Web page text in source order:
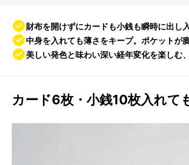
財布を開けずにカードも小銭も瞬時に出し
中身を入れても薄さをキープ。ポケットが
美しい発色と味わい深い経年変化を楽しむ
カード6枚・小銭10枚入れて